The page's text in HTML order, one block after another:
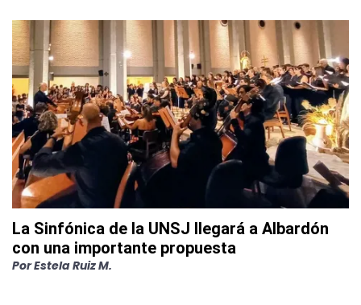
La Sinfónica de la UNSJ llegará a Albardón
con una importante propuesta
PorEstela Ruiz M.